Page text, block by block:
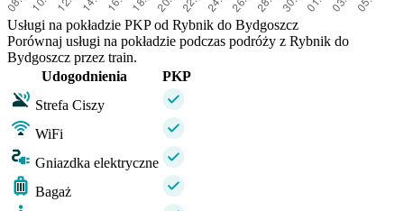
Usługi na pokładzie PKP od Rybnik do Bydgoszcz
Porównaj usługi na pokładzie podczas podróży z Rybnik do
Bydgoszcz przez train.
Udogodnienia
PKP
Strefa Ciszy
WiFi
Gniazdka elektryczne
Bagaż